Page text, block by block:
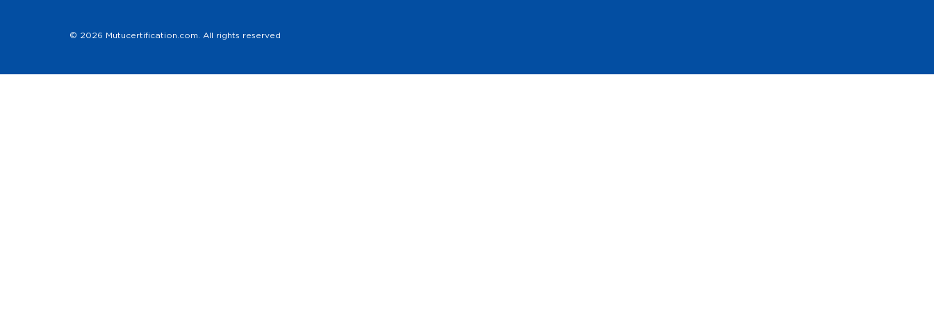
© 2026 Mutucertification.com. All rights reserved